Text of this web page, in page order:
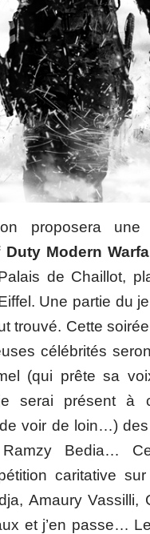
proposera
Duty Modern
de Chaillot,
Une partie du
trouvé. Cette
célébrités
(qui prête sa
serai présent à
voir de loin…)
Bedia…
caritative
Amaury Vassilli,
et j’en passe…